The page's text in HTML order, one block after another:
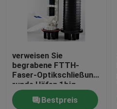
verweisen Sie
begrabene FTTH-
Faser-Optikschließung,
runde Häfen 1big
rundes 64sc pp.-ABS
8small Bestpreis